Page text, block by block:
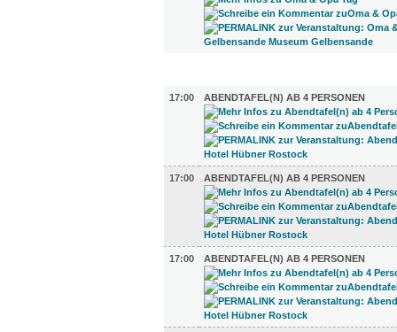
17:00
ABENDTAFEL(N) AB 4 PERSONEN
17:00 ABENDTAFEL(N) AB 4 PERSONEN
17:00 ABENDTAFEL(N) AB 4 PERSONEN